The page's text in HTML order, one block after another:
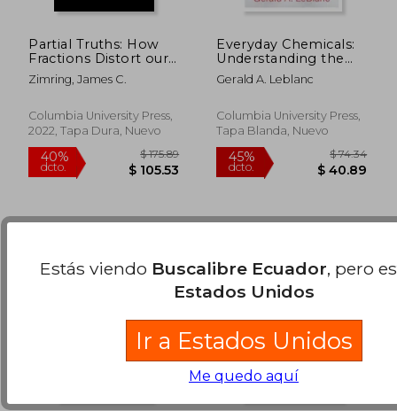
dcto. $ 252.04 dcto. $
Partial Truths: How
Fractions Distort our
Thinking (en Inglés)
Zimring, James C.
Columbia University Press,
2022, Tapa Dura, Nuevo
Everyday Chemicals:
Understanding the
Risks (en Inglés)
Gerald A. Leblanc
Columbia University Press,
Tapa Blanda, Nuevo
Estás viendo Buscalibre Ecuador, pero
Estados Unidos
Ir a Estados Unidos
Me quedo aquí